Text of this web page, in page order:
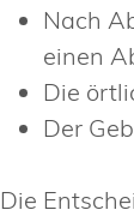
Nach
einen
Die
Der
Die